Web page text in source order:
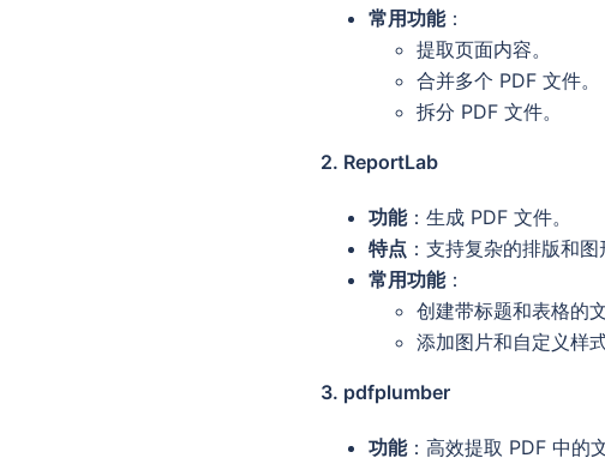
常用功能：
提取页面内容。
合并多个 PDF 文件。
拆分 PDF 文件。
2. ReportLab
功能：生成 PDF 文件。
特点 ：支持复杂的排版和
常用功能：
创建带标题和表格的文
添加图片和自定义样式
3. pdfplumber
功能：高效提取 PDF 中的